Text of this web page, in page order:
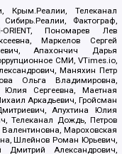
Крым.Реалии, Телеканал
Фактограф,
Пономарев Лев
Маркелов Сергей
Апахончич Дарья
СМИ, VTimes.io,
Маняхин Петр
Ольга Владимировна,
Сергеевна, Маетная
Аркадьевич, Гройсман
Апухтина Юлия
Телеканал Дождь, Петров
Мароховская
Шлейнов Роман Юрьевич,
Александрович,